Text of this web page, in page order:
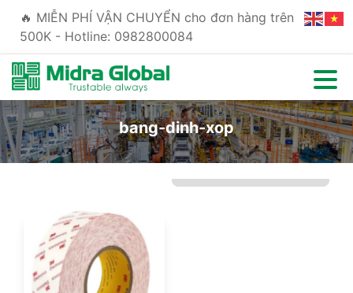
🔥 MIỄN PHÍ VẬN CHUYỂN cho đơn hàng trên
500K - Hotline: 0982800084
bang-dinh-xop